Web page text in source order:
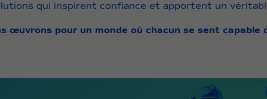
qui inspirent confiance et apportent un
œuvrons pour un monde où chacun se sent capable